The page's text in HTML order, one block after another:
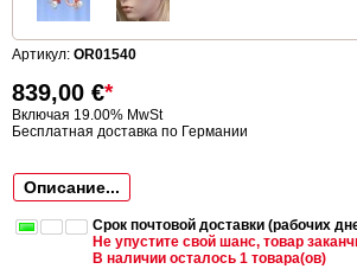
Артикул: OR01540
839,00 €*
Включая 19.00% MwSt
Бесплатная доставка по Германии
Описание...
Срок почтовой доставки (рабочих
Не упустите свой шанс, товар
В наличии осталось 1 товара(ов)